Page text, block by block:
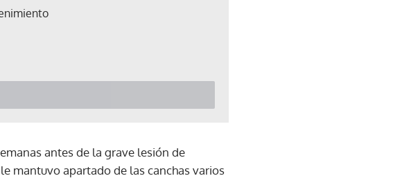
antes de la grave lesión de
mantuvo apartado de las canchas varios